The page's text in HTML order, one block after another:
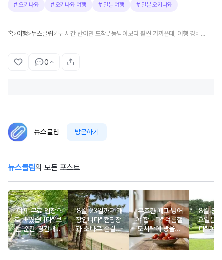
# 오키나와 # 오키나와 여행 # 일본 여행 # 일본 오키나와
홈>여행>뉴스클립> '두 시간 반이면 도착..' 동남아보다 훨씬 가까운데, 여행 경비마저 매우 저렴한 '인기 급상승' 해외 휴양지
0
뉴스클립 방문하기
뉴스클립의 모든 포스트
"이제 무료 입장으
로 바꼈습니다" 보
는 순간 경건해지
고 마음이 편안해
지는 사찰 여행지
"8월 23일까지 개
장입니다" 캠핑장
과 소나무 숲길이
붙어있는 조용한
남해 해수욕장
"무조건 떼고 넣어
야 합니다" 여름철
도시락에 방울토
마토 꼭지 그대로
넣으면 생기는 일
"8월 금
요일은
다" 이
무료로
한 의미